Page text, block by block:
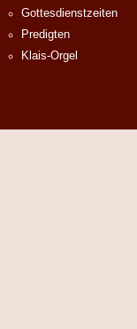
Gottesdienstzeiten
Predigten
Klais-Orgel